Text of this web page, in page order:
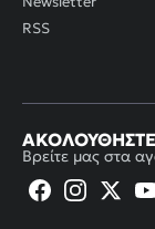
RSS
Βρείτε μας στα